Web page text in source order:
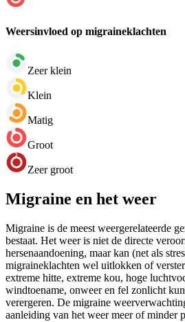
Weersinvloed op migraineklachten
Zeer klein
Klein
Matig
Groot
Zeer groot
Migraine en het weer
Migraine is de meest weergerelateerde
bestaat. Het weer is niet de directe
hersenaandoening, maar kan (net als
migraineklachten wel uitlokken of
extreme hitte, extreme kou, hoge
windtoename, onweer en fel zonlicht
verergeren. De migraine
aanleiding van het weer meer of minder